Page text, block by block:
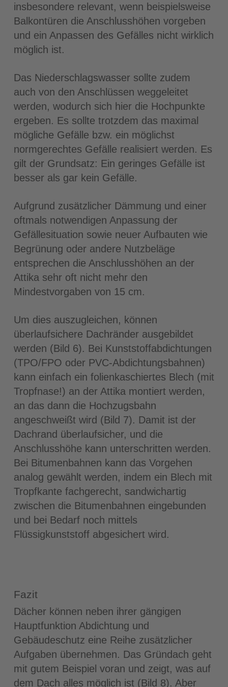
insbesondere relevant, wenn beispielsweise
Balkontüren die Anschlusshöhen vorgeben
und ein Anpassen des Gefälles nicht wirklich
möglich ist.
Das Niederschlagswasser sollte zudem
auch von den Anschlüssen weggeleitet
werden, wodurch sich hier die Hochpunkte
ergeben. Es sollte trotzdem das maximal
mögliche Gefälle bzw. ein möglichst
normgerechtes Gefälle realisiert werden. Es
gilt der Grundsatz: Ein geringes Gefälle ist
besser als gar kein Gefälle.
Aufgrund zusätzlicher Dämmung und einer
oftmals notwendigen Anpassung der
Gefällesituation sowie neuer Aufbauten wie
Begrünung oder andere Nutzbeläge
entsprechen die Anschlusshöhen an der
Attika sehr oft nicht mehr den
Mindestvorgaben von 15 cm.
Um dies auszugleichen, können
überlaufsichere Dachränder ausgebildet
werden (Bild 6). Bei Kunststoffabdichtungen
(TPO/FPO oder PVC-Abdichtungsbahnen)
kann einfach ein folienkaschiertes Blech (mit
Tropfnase!) an der Attika montiert werden,
an das dann die Hochzugsbahn
angeschweißt wird (Bild 7). Damit ist der
Dachrand überlaufsicher, und die
Anschlusshöhe kann unterschritten werden.
Bei Bitumenbahnen kann das Vorgehen
analog gewählt werden, indem ein Blech mit
Tropfkante fachgerecht, sandwichartig
zwischen die Bitumenbahnen eingebunden
und bei Bedarf noch mittels
Flüssigkunststoff abgesichert wird.
Fazit
Dächer können neben ihrer gängigen
Hauptfunktion Abdichtung und
Gebäudeschutz eine Reihe zusätzlicher
Aufgaben übernehmen. Das Gründach geht
mit gutem Beispiel voran und zeigt, was auf
dem Dach alles möglich ist (Bild 8). Aber